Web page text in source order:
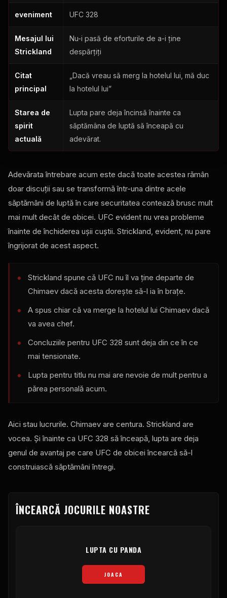
eveniment UFC 328
Mesajul lui
Strickland
Nu-i pasă de eforturile de a-i ține
despărțiți
Citat
principal
„Dacă vreau să merg la hotelul lui, mă duc
la hotelul lui”
Starea de
spirit
actuală
Lupta pare deja încinsă înainte ca
săptămâna de luptă să înceapă cu
adevărat.
Adevărata întrebare acum este dacă toate acestea rămân
doar discuții sau se transformă într-una dintre acele
săptămâni de luptă în care securitatea contează brusc mult
mai mult decât de obicei. UFC evident nu vrea probleme
înainte de închiderea ușii cuștii. Strickland, evident, nu pare
îngrijorat de acest aspect.
Strickland spune că UFC nu îl va ține departe de
Chimaev dacă acesta dorește să-l ia în brațe.
A spus chiar că va merge la hotelul lui Chimaev dacă
va avea chef.
Concluziile pentru UFC 328 sunt deja din ce în ce
mai tensionate.
Lupta pentru titlu nu mai are nevoie de mult pentru a
părea personală acum.
Aici stau lucrurile. Chimaev are centura. Strickland are
vocea. Și înainte ca UFC 328 să înceapă, lupta are deja
genul de avantaj pe care UFC de obicei încearcă să-l
construiască săptămâni întregi.
ÎNCEARCĂ JOCURILE NOASTRE
LUPTA CU PANDA
JOACA